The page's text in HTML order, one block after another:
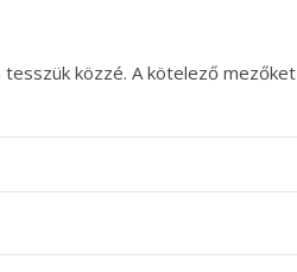
közzé. A kötelező mezőket